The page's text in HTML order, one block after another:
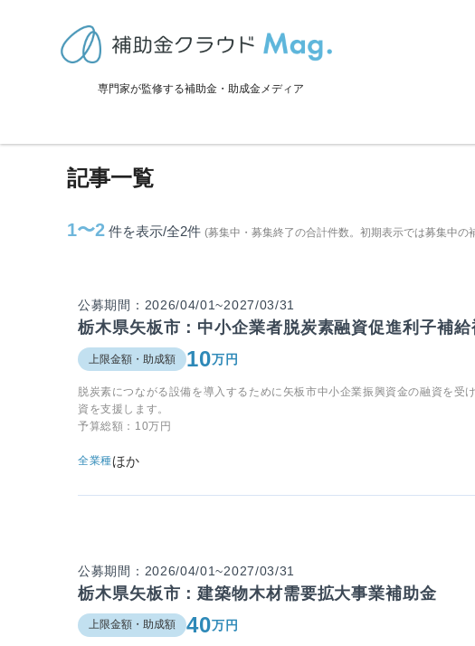
専門家が監修する補助金・助成金メディア
>補助金・助成金詳細
矢板市に関連する記事
記事一覧
1〜2 件を表示/全2件 (募集中・募集終了の合計件数。初期表示では募集中の
公募期間：2026/04/01~2027/03/31
栃木県矢板市：中小企業者脱炭素融資促進利子補給
上限金額・助成額 10万円
脱炭素につながる設備を導入するために矢板市中小企業振興資金の融資を受
資を支援します。
予算総額：10万円
全業種ほか
公募期間：2026/04/01~2027/03/31
栃木県矢板市：建築物木材需要拡大事業補助金
上限金額・助成額 40万円